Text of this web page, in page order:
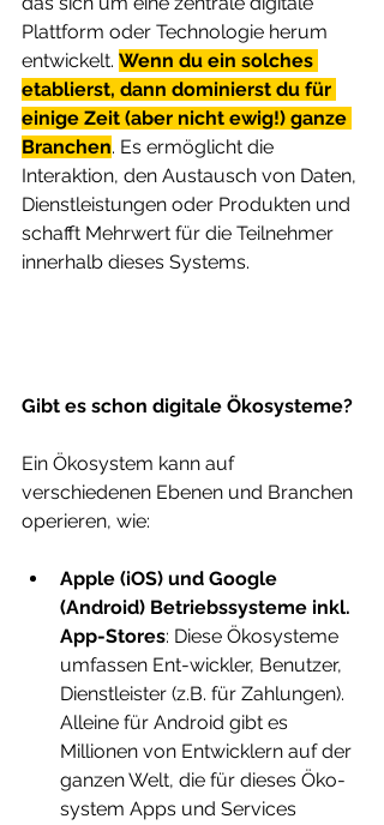
Plattform oder Technologie herum
entwickelt. Wenn du ein solches
etablierst, dann dominierst du für
einige Zeit (aber nicht ewig!) ganze
Branchen. Es ermöglicht die
Interaktion, den Austausch von Daten,
Dienstleistungen oder Produkten und
schafft Mehrwert für die Teilnehmer
innerhalb dieses Systems.
Gibt es schon digitale Ökosysteme?
Ein Ökosystem kann auf
verschiedenen Ebenen und Branchen
operieren, wie:
Apple (iOS) und Google
(Android) Betriebssysteme inkl.
App-Stores: Diese Ökosysteme
umfassen Ent-wickler, Benutzer,
Dienstleister (z.B. für Zahlungen).
Alleine für Android gibt es
Millionen von Entwicklern auf der
ganzen Welt, die für dieses Öko-
system Apps und Services